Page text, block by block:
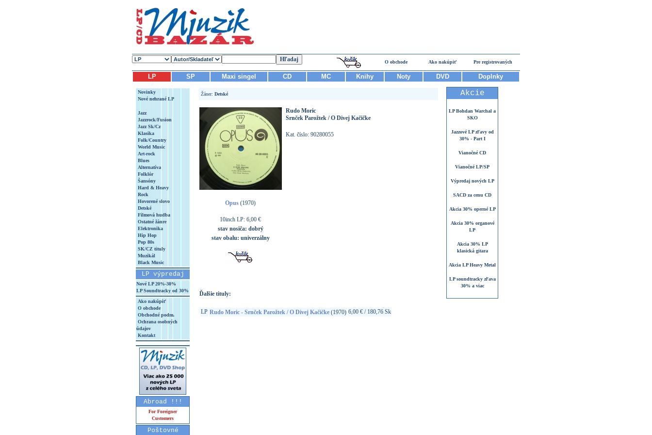
O obchode Ako nakúpiť Pre registrovaných
LP SP Maxi singel CD MC Knihy Noty DVD Doplnky
Novinky
Nové nehrané LP
Jazz
Jazzrock/Fusion
Jazz Sk/Cz
Klasika
Folk/Country
World Music
Art-rock
Blues
Alternatíva
Folklór
Šansóny
Hard & Heavy
Rock
Hovorené slovo
Detské
Filmová hudba
Ostatné žánre
Elektronika
Hip Hop
Pop 80s
SK/CZ tituly
Muzikál
Black Music
LP výpredaj
Nové LP 20%-30%
LP Soundtracky od 30%
Ako nakúpiť
O obchode
Obchodné podm.
Ochrana osobných
údajov
Kontakt
Abroad !!!
For Foreigner
Customers
Poštovné
Žáner: Detské
Opus (1970)
10inch LP: 6,00 €
stav nosiča: dobrý
stav obalu: univerzálny
Rudo Moric
Srnček Parožtek / O Divej Kačičke
Kat. číslo: 90280055
Ďalšie tituly:
LP Rudo Moric - Srnček Parožtek / O Divej Kačičke(1970) 6,00 € / 180,76 Sk
Akcie
LP Bohdan Warchal a
SKO
Jazzové LP zľavy od
30% - Part I
Vianočné CD
Vianočné LP/SP
Výpredaj nových LP
SACD za cenu CD
Akcia 30% operné LP
Akcia 30% organové
LP
Akcia 30% LP
klasická gitara
Akcia LP Heavy Metal
LP soundtracky zľava
30% a viac